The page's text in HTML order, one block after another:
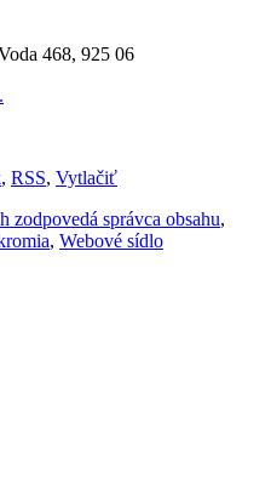
468, 925 06
, RSS, Vytlačiť
zodpovedá správca obsahu,
, Webové sídlo